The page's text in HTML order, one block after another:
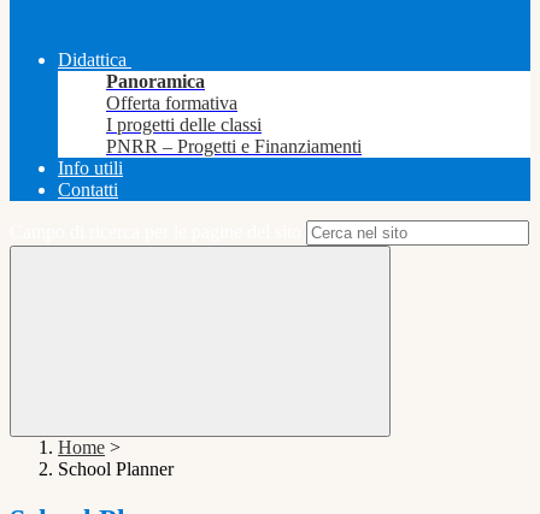
Didattica
Panoramica
Offerta formativa
I progetti delle classi
PNRR – Progetti e Finanziamenti
Info utili
Contatti
Home >
School Planner